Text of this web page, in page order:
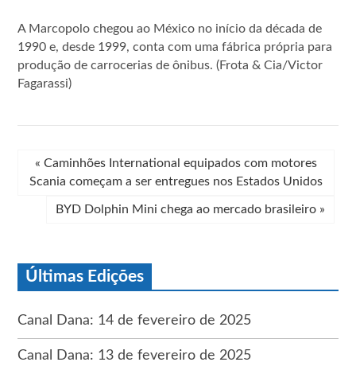
A Marcopolo chegou ao México no início da década de
1990 e, desde 1999, conta com uma fábrica própria para
produção de carrocerias de ônibus. (Frota & Cia/Victor
Fagarassi)
« Caminhões International equipados com motores
Scania começam a ser entregues nos Estados Unidos
BYD Dolphin Mini chega ao mercado brasileiro »
Últimas Edições
Canal Dana: 14 de fevereiro de 2025
Canal Dana: 13 de fevereiro de 2025